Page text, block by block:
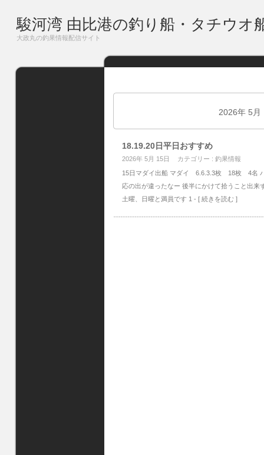
駿河湾 由比港の釣り船・タチウオ
大政丸の釣果情報配信サイト
2026年 5月
18.19.20日平日おすすめ
2026年 5月 15日 カテゴリー : 釣果情報
15日マダイ出船 マダイ 6.6.3.3枚 18枚 4名
応の出が違ったなー 後半にかけて拾うこと出
土曜、日曜と満員です 1 - [ 続きを読む ]